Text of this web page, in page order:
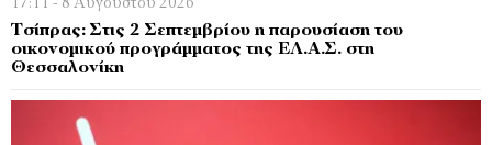
17:11 - 8 Αυγούστου 2026
Τσίπρας: Στις 2 Σεπτεμβρίου η παρουσίαση του
οικονομικού προγράμματος της ΕΛ.Α.Σ. στη
Θεσσαλονίκη